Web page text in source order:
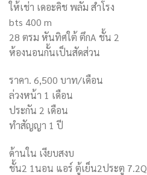
ให้เช่า เดอะคิช พลัม สำโรง
bts 400 m
28 ตรม หันทิศใต้ ตึกA ชั้น 2
ห้องนอนกั้นเป็นสัดส่วน
ราคา. 6,500 บาท/เดือน
ล่วงหน้า 1 เดือน
ประกัน 2 เดือน
ทำสัญญา 1 ปี
ด้านใน เงียบสงบ
ชั้น2 1นอน แอร์ ตู้เย็น2ประตู 7.2Q